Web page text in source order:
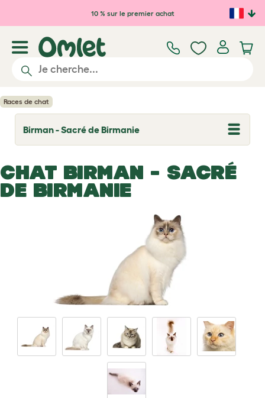
Passer au contenu principal
10 % sur le premier achat
Races de chat
Birman - Sacré de Birmanie
T
o
l
e
d
r
CHAT BIRMAN - SACRÉ
DE BIRMANIE